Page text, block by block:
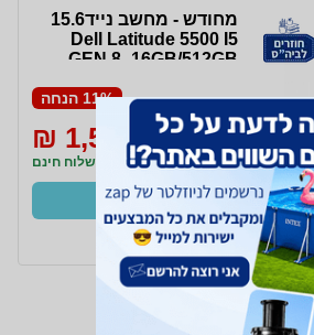
מחודש - מחשב נייד15.6
Dell Latitude 5500 I5
GEN 8 -16GB/512GB
11% הנחה
1,799 ₪
1,599 ₪
משלוח חינם
קנו עכשיו
ב- מחשבת+